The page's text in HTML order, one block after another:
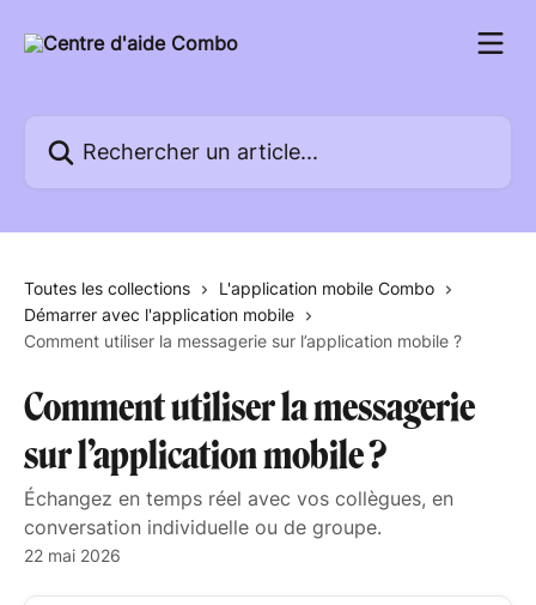
Toutes les collections
L'application mobile Combo
Démarrer avec l'application mobile
Comment utiliser la messagerie sur l’application mobile ?
Comment utiliser la messagerie
sur l’application mobile ?
Échangez en temps réel avec vos collègues, en
conversation individuelle ou de groupe.
22 mai 2026